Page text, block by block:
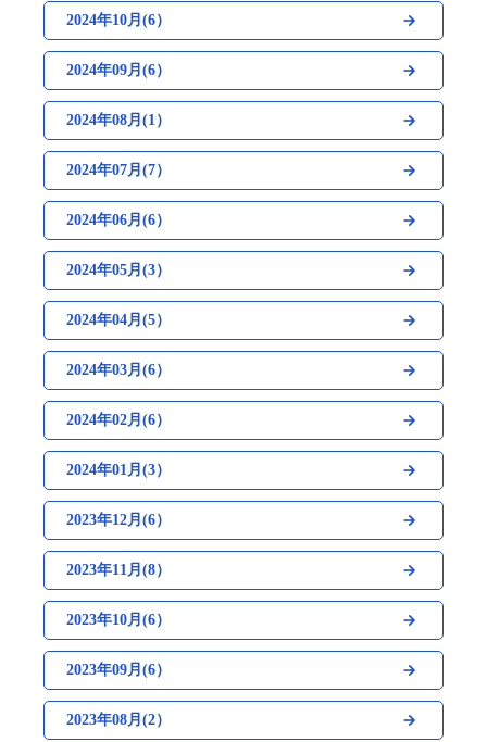
2024年10月(6）
2024年09月(6）
2024年08月(1）
2024年07月(7）
2024年06月(6）
2024年05月(3）
2024年04月(5）
2024年03月(6）
2024年02月(6）
2024年01月(3）
2023年12月(6）
2023年11月(8）
2023年10月(6）
2023年09月(6）
2023年08月(2）